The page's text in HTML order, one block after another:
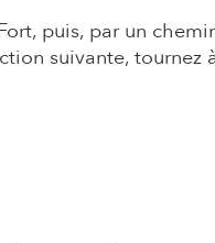
puis, par un
suivante,